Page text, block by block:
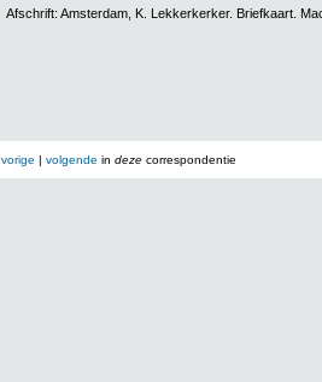
Afschrift: Amsterdam, K. Lekkerkerker. Briefkaart.
vorige | volgende in deze correspondentie